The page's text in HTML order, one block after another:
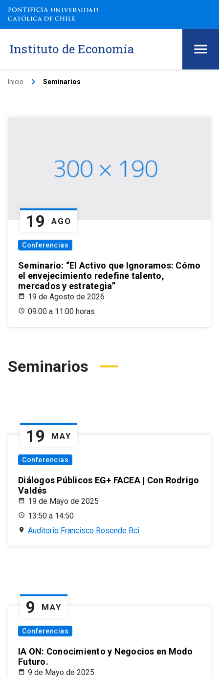
Instituto de Economía
Inicio keyboard_arrow_right Seminarios
19 AGO
Conferencias
Seminario: “El Activo que Ignoramos: Cómo
el envejecimiento redefine talento,
mercados y estrategia”
19 de Agosto de 2026
09:00 a 11:00 horas
Seminarios
19 MAY
Conferencias
Diálogos Públicos EG+ FACEA | Con Rodrigo
Valdés
19 de Mayo de 2025
13:50 a 14:50
Auditorio Francisco Rosende Bci
9 MAY
Conferencias
IA ON: Conocimiento y Negocios en Modo
Futuro.
9 de Mayo de 2025